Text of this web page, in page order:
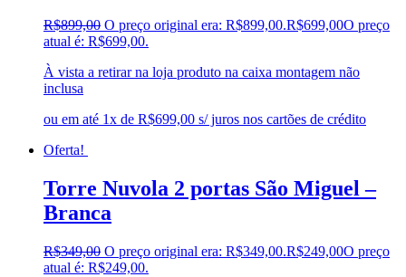
R$899,00 O preço original era: R$899,00.R$699,00O preço
atual é: R$699,00.
À vista a retirar na loja produto na caixa montagem não
inclusa
ou em até 1x de R$699,00 s/ juros nos cartões de crédito
Oferta!
Torre Nuvola 2 portas São Miguel –
Branca
R$349,00 O preço original era: R$349,00.R$249,00O preço
atual é: R$249,00.